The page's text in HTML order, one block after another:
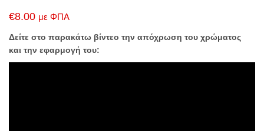
€8.00 με ΦΠΑ
Δείτε στο παρακάτω βίντεο την απόχρωση του χρώματος
και την εφαρμογή του: